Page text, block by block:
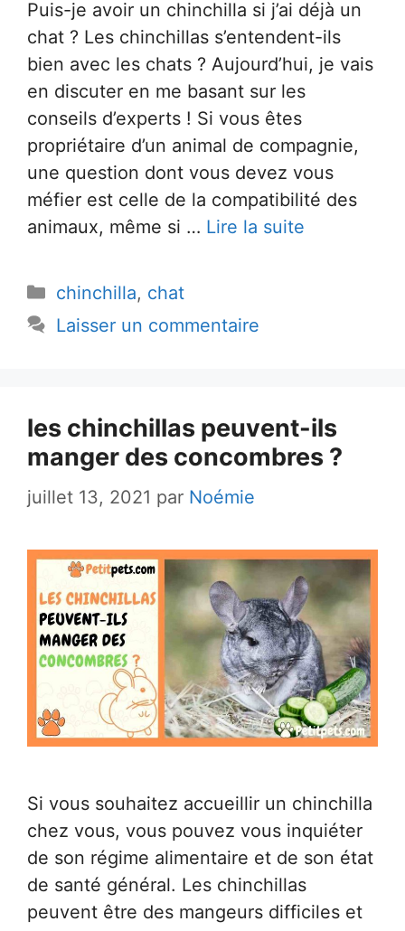
Puis-je avoir un chinchilla si j’ai déjà un
chat ? Les chinchillas s’entendent-ils
bien avec les chats ? Aujourd’hui, je vais
en discuter en me basant sur les
conseils d’experts ! Si vous êtes
propriétaire d’un animal de compagnie,
une question dont vous devez vous
méfier est celle de la compatibilité des
animaux, même si … Lire la suite
Catégories
chinchilla, chat
Laisser un commentaire
les chinchillas peuvent-ils
manger des concombres ?
juillet 13, 2021 par Noémie
Si vous souhaitez accueillir un chinchilla
chez vous, vous pouvez vous inquiéter
de son régime alimentaire et de son état
de santé général. Les chinchillas
peuvent être des mangeurs difficiles et